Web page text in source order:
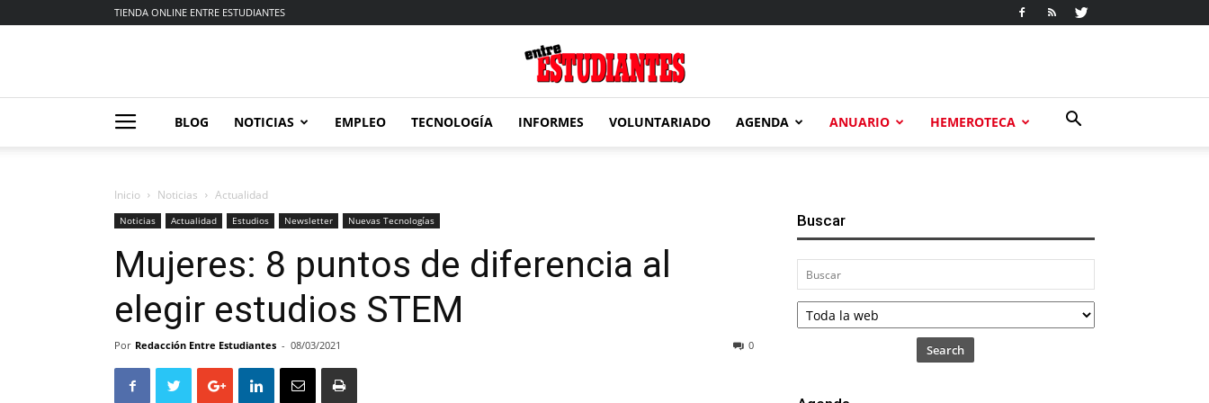
TIENDA ONLINE ENTRE ESTUDIANTES
Estudiantes
BLOG NOTICIAS EMPLEO TECNOLOGÍA INFORMES VOLUNTARIADO AGENDA ANUARIO HEMEROTECA
Inicio Noticias Actualidad
Noticias Actualidad Estudios Newsletter Nuevas Tecnologías
Mujeres: 8 puntos de diferencia al
elegir estudios STEM
Por Redacción Entre Estudiantes - 08/03/2021 0
Buscar
Search